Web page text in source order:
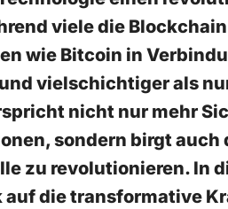
viele die
wie Bitcoin in
vielschichtiger als
nicht⁣ nur mehr⁣
sondern birgt auch
zu ‍revolutionieren. In
auf die transformative